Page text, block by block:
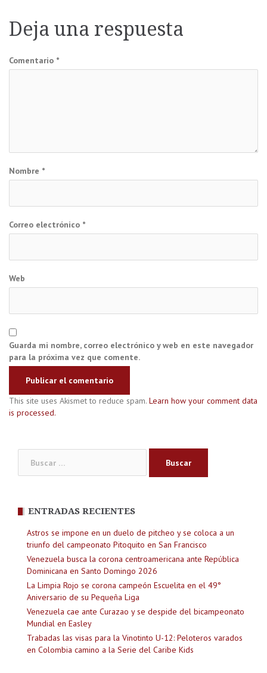
Deja una respuesta
Comentario *
Nombre *
Correo electrónico *
Web
Guarda mi nombre, correo electrónico y web en este navegador
para la próxima vez que comente.
This site uses Akismet to reduce spam. Learn how your comment data
is processed.
ENTRADAS RECIENTES
Astros se impone en un duelo de pitcheo y se coloca a un
triunfo del campeonato Pitoquito en San Francisco
Venezuela busca la corona centroamericana ante República
Dominicana en Santo Domingo 2026
La Limpia Rojo se corona campeón Escuelita en el 49°
Aniversario de su Pequeña Liga
Venezuela cae ante Curazao y se despide del bicampeonato
Mundial en Easley
Trabadas las visas para la Vinotinto U-12: Peloteros varados
en Colombia camino a la Serie del Caribe Kids